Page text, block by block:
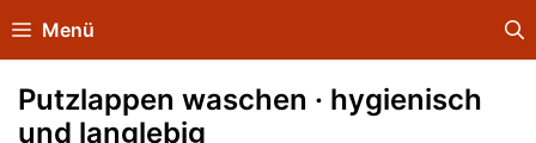
Inhalt
Menü
Putzlappen waschen · hygienisch
und langlebig